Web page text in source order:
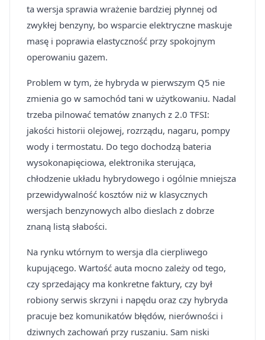
ta wersja sprawia wrażenie bardziej płynnej od
zwykłej benzyny, bo wsparcie elektryczne maskuje
masę i poprawia elastyczność przy spokojnym
operowaniu gazem.
Problem w tym, że hybryda w pierwszym Q5 nie
zmienia go w samochód tani w użytkowaniu. Nadal
trzeba pilnować tematów znanych z 2.0 TFSI:
jakości historii olejowej, rozrządu, nagaru, pompy
wody i termostatu. Do tego dochodzą bateria
wysokonapięciowa, elektronika sterująca,
chłodzenie układu hybrydowego i ogólnie mniejsza
przewidywalność kosztów niż w klasycznych
wersjach benzynowych albo dieslach z dobrze
znaną listą słabości.
Na rynku wtórnym to wersja dla cierpliwego
kupującego. Wartość auta mocno zależy od tego,
czy sprzedający ma konkretne faktury, czy był
robiony serwis skrzyni i napędu oraz czy hybryda
pracuje bez komunikatów błędów, nierówności i
dziwnych zachowań przy ruszaniu. Sam niski